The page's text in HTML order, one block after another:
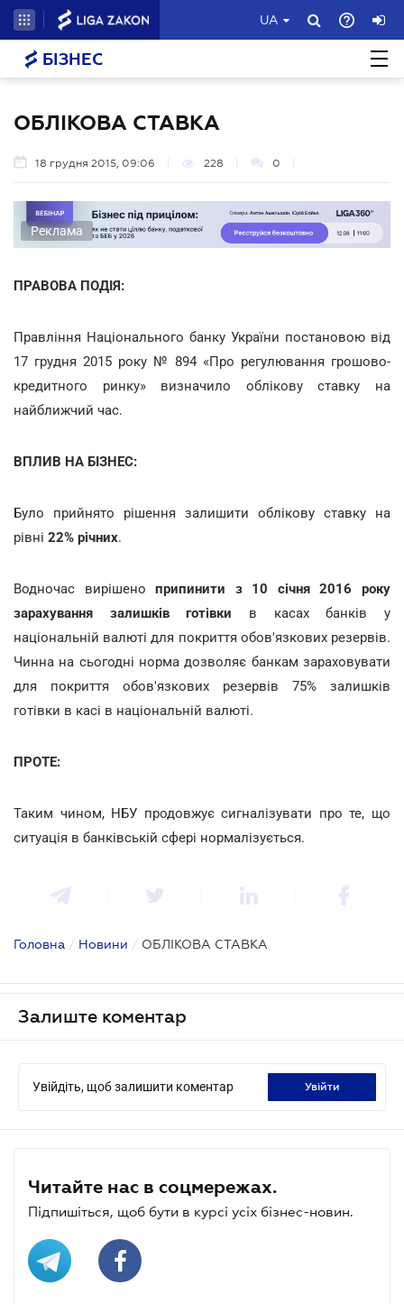
UA
БІЗНЕС
ОБЛІКОВА СТАВКА
18 грудня 2015, 09:06 228 0
Реклама
ПРАВОВА ПОДІЯ:
Правління Національного банку України постановою від
17 грудня 2015 року № 894 «Про регулювання грошово-
кредитного ринку» визначило облікову ставку на
найближчий час.
ВПЛИВ НА БІЗНЕС:
Було прийнято рішення залишити облікову ставку на
рівні 22% річних.
Водночас вирішеноприпинити з 10 січня 2016 року
зарахування залишків готівки в касах банків у
національній валюті для покриття обов'язкових резервів.
Чинна на сьогодні норма дозволяє банкам зараховувати
для покриття обов'язкових резервів 75% залишків
готівки в касі в національній валюті.
ПРОТЕ:
Таким чином, НБУ продовжує сигналізувати про те, що
ситуація в банківській сфері нормалізується.
Головна / Новини / ОБЛІКОВА СТАВКА
Залиште коментар
Увійдіть, щоб залишити коментар увійти
Читайте нас в соцмережах.
Підпишіться, щоб бути в курсі усіх бізнес-новин.